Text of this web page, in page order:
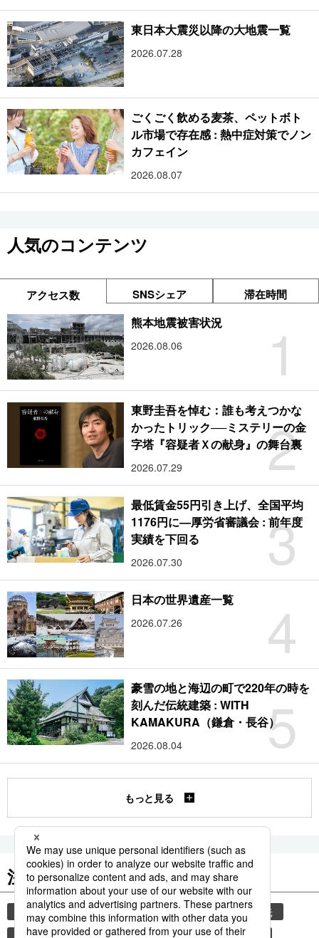
東日本大震災以降の大地震一覧
2026.07.28
ごくごく飲める麦茶、ペットボト
ル市場で存在感 : 熱中症対策でノン
カフェイン
2026.08.07
人気のコンテンツ
アクセス数 SNSシェア 滞在時間
1
熊本地震被害状況
2026.08.06
2
東野圭吾を悼む：誰も考えつかな
かったトリック──ミステリーの金
字塔『容疑者Ｘの献身』の舞台裏
2026.07.29
3
最低賃金55円引き上げ、全国平均
1176円に―厚労省審議会 : 前年度
実績を下回る
2026.07.30
4
日本の世界遺産一覧
2026.07.26
5
豪雪の地と海辺の町で220年の時を
刻んだ伝統建築 : WITH
KAMAKURA（鎌倉・長谷）
2026.08.04
もっと見る
注目のキーワード
共同通信ニュース 気象・災害 災害
観光